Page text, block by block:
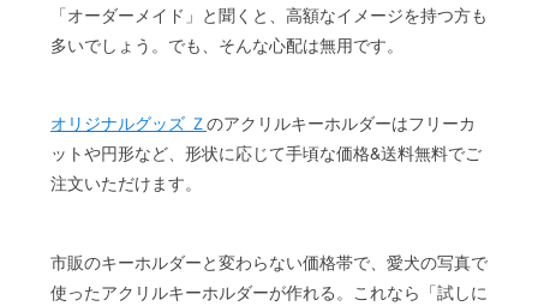
「オーダーメイド」と聞くと、高額なイメージを持つ方も
多いでしょう。でも、そんな心配は無用です。
オリジナルグッズ Ｚのアクリルキーホルダーはフリーカ
ットや円形など、形状に応じて手頃な価格&送料無料でご
注文いただけます。
市販のキーホルダーと変わらない価格帯で、愛犬の写真で
使ったアクリルキーホルダーが作れる。これなら「試しに